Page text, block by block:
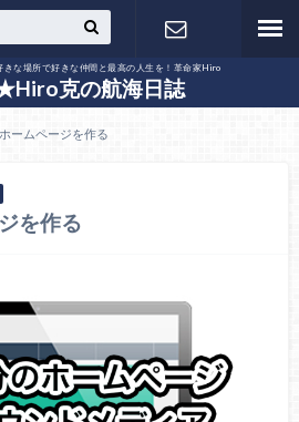
きな場所で好きな仲間と最高の人生を！革命家Hiro
克の航海日誌
お問い合わ
ームページを作る
を作る